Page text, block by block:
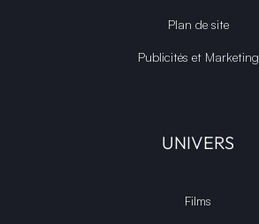
Plan de site
Publicités et Marketing
UNIVERS
Films